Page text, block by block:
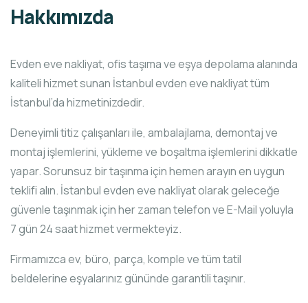
Hakkımızda
Evden eve nakliyat, ofis taşıma ve eşya depolama alanında
kaliteli hizmet sunan İstanbul evden eve nakliyat tüm
İstanbul’da hizmetinizdedir.
Deneyimli titiz çalışanları ile, ambalajlama, demontaj ve
montaj işlemlerini, yükleme ve boşaltma işlemlerini dikkatle
yapar. Sorunsuz bir taşınma için hemen arayın en uygun
teklifi alın. İstanbul evden eve nakliyat olarak geleceğe
güvenle taşınmak için her zaman telefon ve E-Mail yoluyla
7 gün 24 saat hizmet vermekteyiz.
Firmamızca ev, büro, parça, komple ve tüm tatil
beldelerine eşyalarınız gününde garantili taşınır.